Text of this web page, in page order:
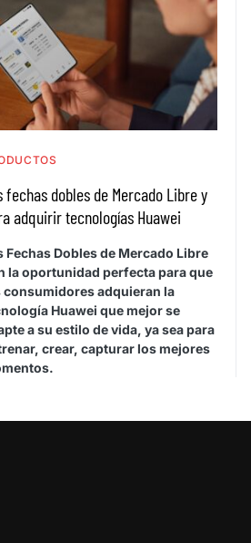
fechas dobles de Mercado Libre y
adquirir tecnologías Huawei
Fechas Dobles de Mercado Libre
la oportunidad perfecta para que
consumidores adquieran la
Huawei que mejor se
a su estilo de vida, ya sea para
crear, capturar los mejores